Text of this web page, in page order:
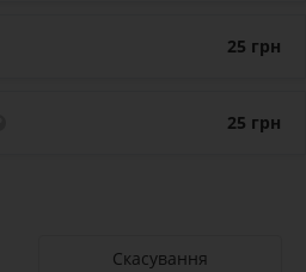
25 грн
25 грн
Скасування